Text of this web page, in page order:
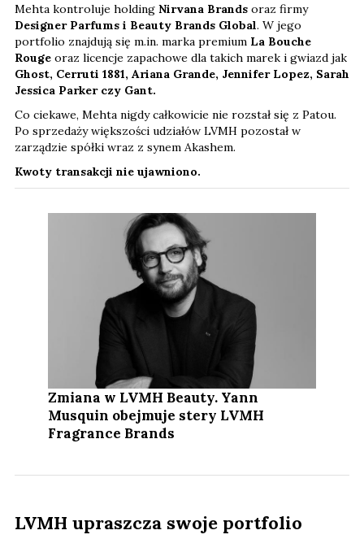
Mehta kontroluje holding Nirvana Brands oraz firmy
Designer Parfums i Beauty Brands Global. W jego
portfolio znajdują się m.in. marka premium La Bouche
Rouge oraz licencje zapachowe dla takich marek i gwiazd jak
Ghost, Cerruti 1881, Ariana Grande, Jennifer Lopez, Sarah
Jessica Parker czy Gant.
Co ciekawe, Mehta nigdy całkowicie nie rozstał się z Patou.
Po sprzedaży większości udziałów LVMH pozostał w
zarządzie spółki wraz z synem Akashem.
Kwoty transakcji nie ujawniono.
Zmiana w LVMH Beauty. Yann
Musquin obejmuje stery LVMH
Fragrance Brands
LVMH upraszcza swoje portfolio